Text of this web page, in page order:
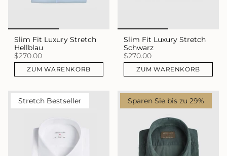
Slim Fit Luxury Stretch
Hellblau
$270.00
ZUM WARENKORB
Slim Fit Luxury Stretch
Schwarz
$270.00
ZUM WARENKORB
Stretch Bestseller Sparen Sie bis zu 29%